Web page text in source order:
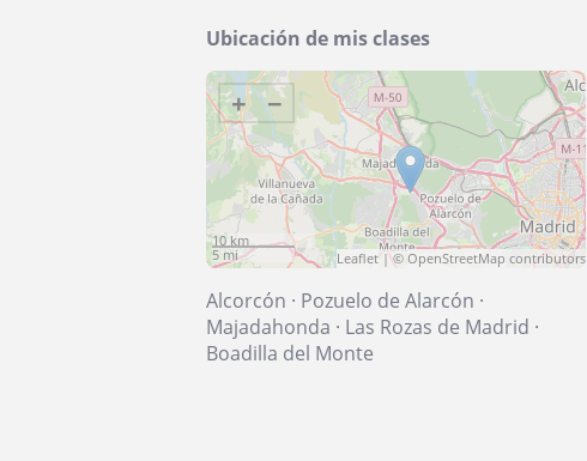
Ubicación de mis clases
+ −
10 km
5 mi
Leaflet | ©OpenStreetMap contributors
Alcorcón · Pozuelo de Alarcón ·
Majadahonda · Las Rozas de Madrid ·
Boadilla del Monte